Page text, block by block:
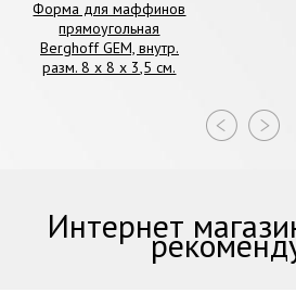
Форма для маффинов
прямоугольная
Berghoff GEM, внутр.
разм. 8 х 8 х 3,5 см.
Интернет